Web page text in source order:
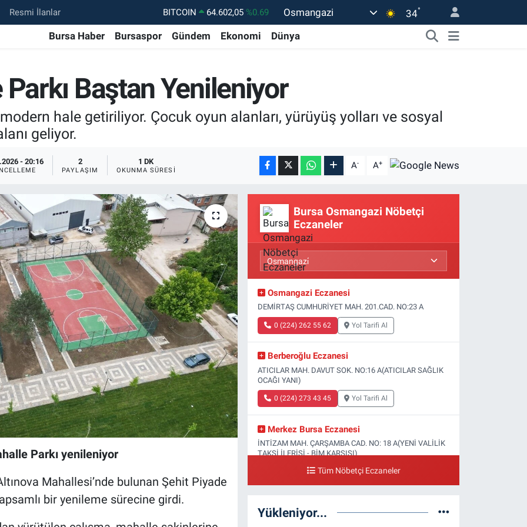
Resmi İlanlar
DOLAR
47,5986
%0.06
EURO
55,0700 %0.1
GRAM ALTIN
6518.23 %0.39
%48
Osmangazi 34°
Bursa Haber Bursaspor Gündem Ekonomi Dünya
Parkı Baştan Yenileniyor
hale getiriliyor. Çocuk oyun alanları, yürüyüş yolları ve sosyal
geliyor.
- 20:16 2
PAYLAŞIM
1 DK
OKUNMA SÜRESI A- A+
Parkı yenileniyor
Mahallesi’nde bulunan Şehit Piyade
bir yenileme sürecine girdi.
Bursa Osmangazi Nöbetçi
Eczaneler
Osmangazi Eczanesi
DEMİRTAŞ CUMHURİYET MAH. 201.CAD. NO:23 A
0 (224) 262 55 62 Yol Tarifi Al
Berberoğlu Eczanesi
ATICILAR MAH. DAVUT SOK. NO:16 A(ATICILAR SAĞLIK
OCAĞI YANI)
0 (224) 273 43 45 Yol Tarifi Al
Merkez Bursa Eczanesi
İNTİZAM MAH. ÇARŞAMBA CAD. NO: 18 A(YENİ VALİLİK
TAKSİ İLERİSİ - BİM KARŞISI)
0 (224) 253 13 19 Yol Tarifi Al
FATİH MAH. DOĞAN CAD. NO:61(BEŞYOL ALTI - FATİH
Tüm Nöbetçi Eczaneler
Yükleniyor...